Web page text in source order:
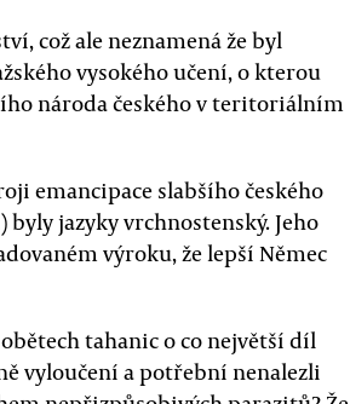
což ale neznamená že byl
vysokého učení, o kterou
národa českého v teritoriálním
emancipace slabšího českého
jazyky vrchnostenský. Jeho
výroku, že lepší Němec
tahanic o co největší díl
vyloučení a potřební nenalezli